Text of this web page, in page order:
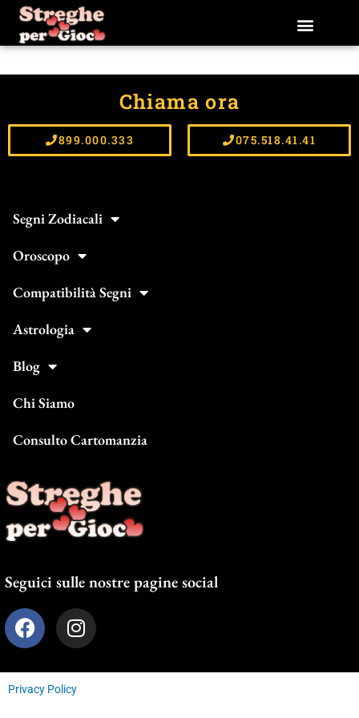
contenuto
Chiama ora
899.000.333 075.518.41.41
Segni Zodiacali
Oroscopo
Compatibilità Segni
Astrologia
Blog
Chi Siamo
Consulto Cartomanzia
Seguici sulle nostre pagine social
F
a
e
b
I
n
t
a
Privacy Policy